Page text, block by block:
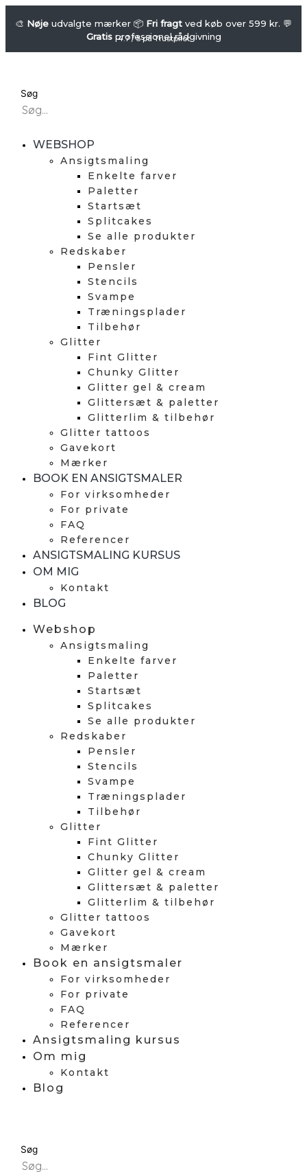
Gå
🎨 Nøje udvalgte mærker 📦 Fri fragt ved køb over 599 kr. 💬
Gratisprofessionel rådgivning
4.7 / 5 på Trustpilot
Søg
WEBSHOP
Ansigtsmaling
Enkelte farver
Paletter
Startsæt
Splitcakes
Se alle produkter
Redskaber
Pensler
Stencils
Svampe
Træningsplader
Tilbehør
Glitter
Fint Glitter
Chunky Glitter
Glitter gel & cream
Glittersæt & paletter
Glitterlim & tilbehør
Glitter tattoos
Gavekort
Mærker
BOOK EN ANSIGTSMALER
For virksomheder
For private
FAQ
Referencer
ANSIGTSMALING KURSUS
OM MIG
Kontakt
BLOG
Webshop
Ansigtsmaling
Enkelte farver
Paletter
Startsæt
Splitcakes
Se alle produkter
Redskaber
Pensler
Stencils
Svampe
Træningsplader
Tilbehør
Glitter
Fint Glitter
Chunky Glitter
Glitter gel & cream
Glittersæt & paletter
Glitterlim & tilbehør
Glitter tattoos
Gavekort
Mærker
Book en ansigtsmaler
For virksomheder
For private
FAQ
Referencer
Ansigtsmaling kursus
Om mig
Kontakt
Blog
Søg
FUSION
-
-
Snow
(Snowflakes)